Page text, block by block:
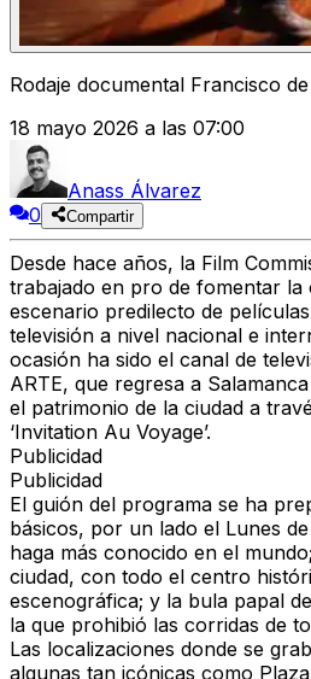
Rodaje documental Francisco
18 mayo 2026 a las 07:00
Anass Álvarez
0
Compartir
Desde hace años, la Film
trabajado en pro de fomentar la
escenario predilecto de
televisión a nivel nacional e
ocasión ha sido el canal de
ARTE, que regresa a
el patrimonio de la ciudad a
‘Invitation Au Voyage’.
Publicidad
Publicidad
El guión del programa se ha
básicos, por un lado el Lunes
haga más conocido en el
ciudad, con todo el centro
escenográfica; y la bula papal
la que prohibió las corridas de
Las localizaciones donde se
algunas tan icónicas como